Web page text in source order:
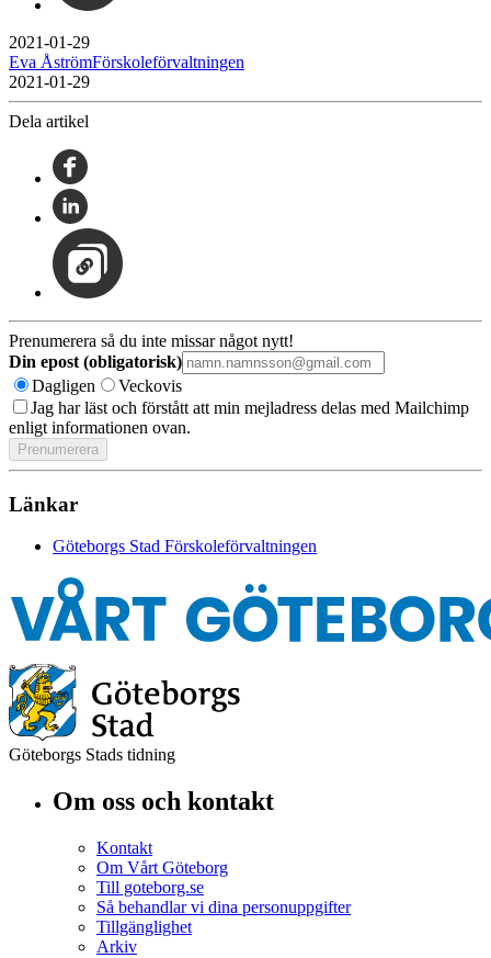
2021-01-29
Eva ÅströmFörskoleförvaltningen
2021-01-29
Dela artikel
Prenumerera så du inte missar något nytt!
Din epost (obligatorisk)
Dagligen
Veckovis
Jag har läst och förstått att min mejladress delas med Mailchimp
enligt informationen ovan.
Länkar
Göteborgs Stad Förskoleförvaltningen
Göteborgs Stads tidning
Om oss och kontakt
Kontakt
Om Vårt Göteborg
Till goteborg.se
Så behandlar vi dina personuppgifter
Tillgänglighet
Arkiv